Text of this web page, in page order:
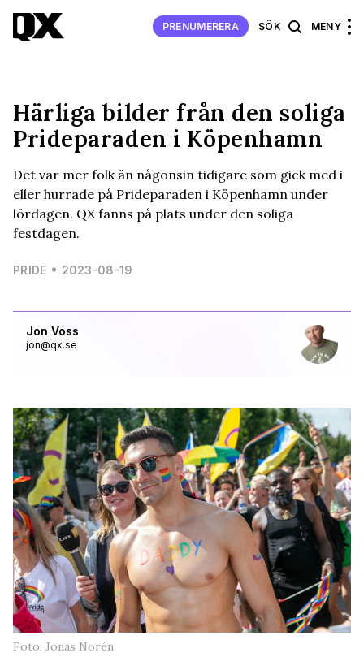
PRENUMERERA SÖK MENY
Jon Voss
jon@qx.se
Härliga bilder från den soliga
Prideparaden i Köpenhamn
Det var mer folk än någonsin tidigare som gick med i
eller hurrade på Prideparaden i Köpenhamn under
lördagen. QX fanns på plats under den soliga
festdagen.
PRIDE 2023-08-19
Foto: Jonas Norén